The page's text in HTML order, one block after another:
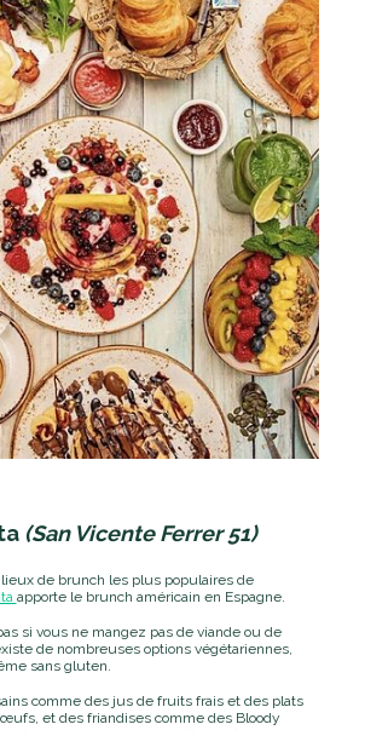
(San Vicente Ferrer 51)
lieux de brunch les plus populaires de
apporte le brunch américain en Espagne.
si vous ne mangez pas de viande ou de
de nombreuses options végétariennes,
sans gluten.
comme des jus de fruits frais et des plats
et des friandises comme des Bloody